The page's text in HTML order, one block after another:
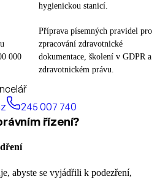
hygienickou stanicí.
000
Příprava písemných pravidel pro
zpracování zdravotnické
dokumentace, školení v GDPR a
zdravotnickém právu.
245 007 740
řízení?
abyste se vyjádřili k podezření,